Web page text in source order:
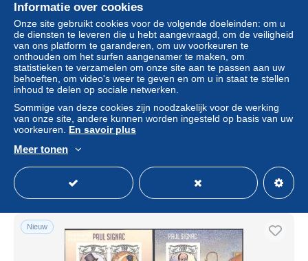
Burundi 2013 Owls 2 s/s, Mint NH, Nature - Birds - Birds
Of Prey - Owls
Professioneel handelaar
Nieuw
Informatie over cookies
Onze site gebruikt cookies voor de volgende doeleinden: om u
de diensten te leveren die u hebt aangevraagd, om de veiligheid
van ons platform te garanderen, om uw voorkeuren te
onthouden om het surfen aangenamer te maken, om
statistieken te verzamelen om onze site aan te passen aan uw
behoeften, om video's weer te geven en om u in staat te stellen
inhoud te delen op sociale netwerken.
Sommige van deze cookies zijn noodzakelijk voor de werking
van onze site, andere kunnen worden ingesteld op basis van uw
voorkeuren. En savoir plus
Meer tonen